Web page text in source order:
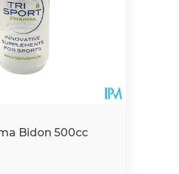
Bidon 500cc